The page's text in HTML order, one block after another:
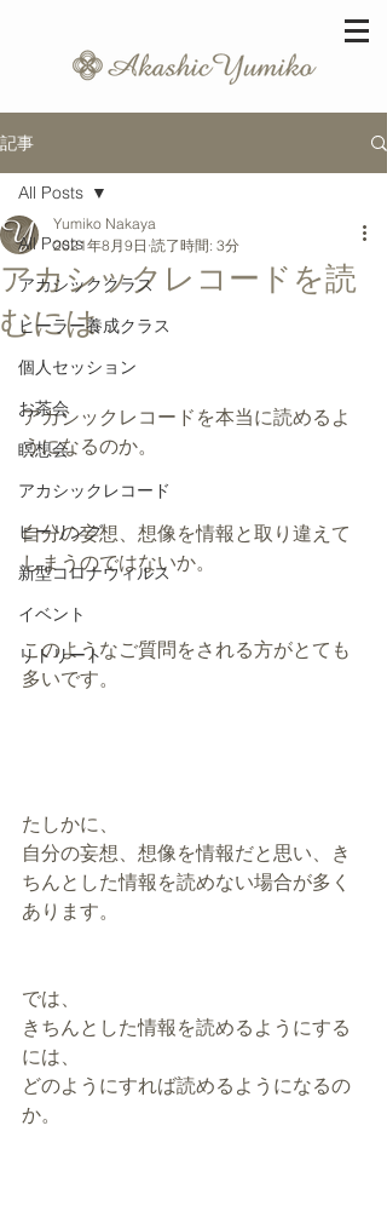
記事
All Posts
アカシッククラス
ヒーラー養成クラス
個人セッション
お茶会
瞑想会
アカシックレコード
ヒーリング
新型コロナウィルス
イベント
リトリート
All Posts
アカシックレコードを読
むには
Yumiko Nakaya
2021年8月9日 読了時間: 3分
アカシックレコードを本当に読めるよ
うになるのか。
自分の妄想、想像を情報と取り違えて
しまうのではないか。
このようなご質問をされる方がとても
多いです。
たしかに、
自分の妄想、想像を情報だと思い、き
ちんとした情報を読めない場合が多く
あります。
では、
きちんとした情報を読めるようにする
には、
どのようにすれば読めるようになるの
か。